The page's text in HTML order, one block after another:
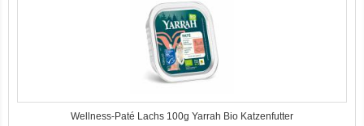
Wellness-Paté Lachs 100g Yarrah Bio Katzenfutter